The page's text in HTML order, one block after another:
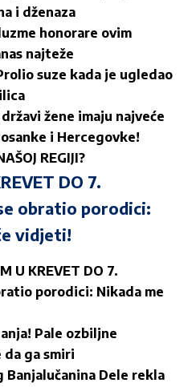
i dženaza
honorare ovim
najteže
suze kada je ugledao
državi žene imaju najveće
i Hercegovke!
REGIJI?
DO 7.
obratio porodici:
vidjeti!
U KREVET DO 7.
porodici: Nikada me
Pale ozbiljne
ga smiri
Banjalučanina Dele rekla